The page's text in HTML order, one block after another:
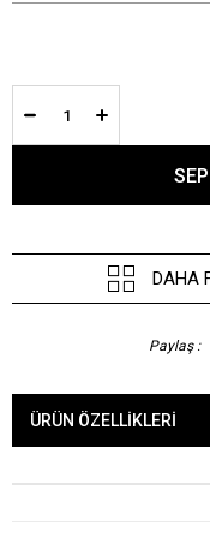
DAHA
Paylaş :
ÜRÜN ÖZELLIKLERI